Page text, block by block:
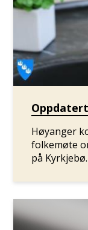
Høyanger
folkemøte
på Kyrkjebø.